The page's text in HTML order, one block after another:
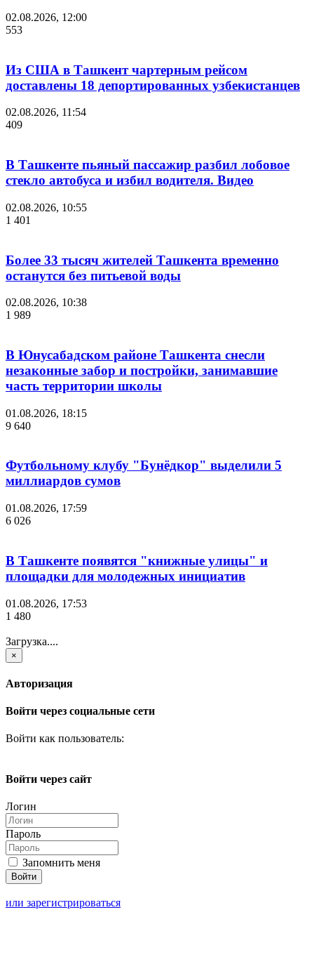
02.08.2026, 12:00
553
Из США в Ташкент чартерным рейсом
доставлены 18 депортированных узбекистанцев
02.08.2026, 11:54
409
В Ташкенте пьяный пассажир разбил лобовое
стекло автобуса и избил водителя. Видео
02.08.2026, 10:55
1 401
Более 33 тысяч жителей Ташкента временно
останутся без питьевой воды
02.08.2026, 10:38
1 989
В Юнусабадском районе Ташкента снесли
незаконные забор и постройки, занимавшие
часть территории школы
01.08.2026, 18:15
9 640
Футбольному клубу "Бунёдкор" выделили 5
миллиардов сумов
01.08.2026, 17:59
6 026
В Ташкенте появятся "книжные улицы" и
площадки для молодежных инициатив
01.08.2026, 17:53
1 480
Загрузка....
×
Авторизация
Войти через социальные сети
Войти как пользователь:
Войти через сайт
Логин
Пароль
Запомнить меня
или зарегистрироваться